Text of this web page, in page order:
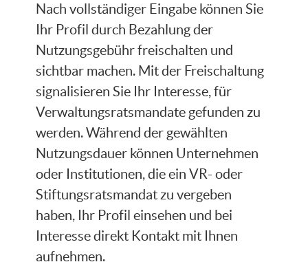
Nach vollständiger Eingabe können Sie
Ihr Profil durch Bezahlung der
Nutzungsgebühr freischalten und
sichtbar machen. Mit der Freischaltung
signalisieren Sie Ihr Interesse, für
Verwaltungsratsmandate gefunden zu
werden. Während der gewählten
Nutzungsdauer können Unternehmen
oder Institutionen, die ein VR- oder
Stiftungsratsmandat zu vergeben
haben, Ihr Profil einsehen und bei
Interesse direkt Kontakt mit Ihnen
aufnehmen.